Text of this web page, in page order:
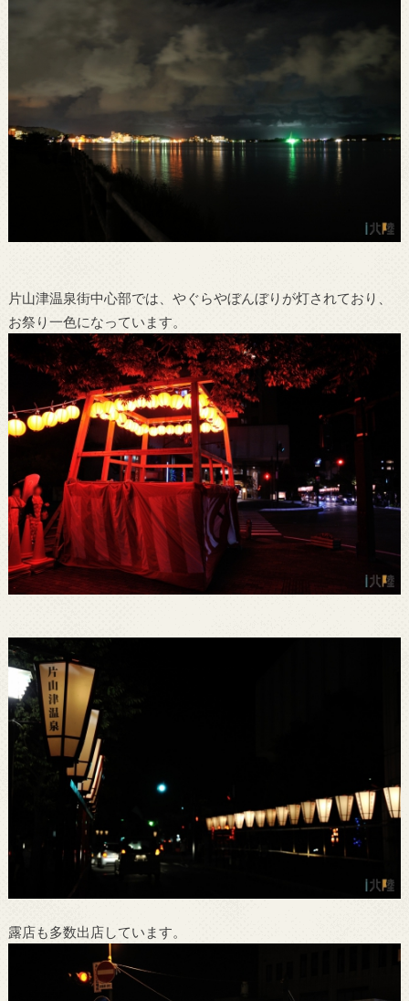
片山津温泉街中心部では、やぐらやぼんぼりが灯されており、
お祭り一色になっています。
露店も多数出店しています。